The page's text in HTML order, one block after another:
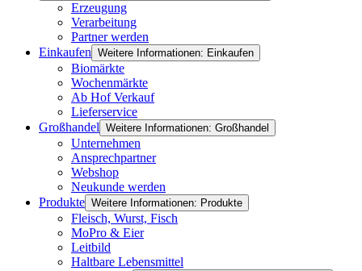
Erzeugung
Verarbeitung
Partner werden
Einkaufen Weitere Informationen: Einkaufen
Biomärkte
Wochenmärkte
Ab Hof Verkauf
Lieferservice
Großhandel Weitere Informationen: Großhandel
Unternehmen
Ansprechpartner
Webshop
Neukunde werden
Produkte Weitere Informationen: Produkte
Fleisch, Wurst, Fisch
MoPro & Eier
Leitbild
Haltbare Lebensmittel